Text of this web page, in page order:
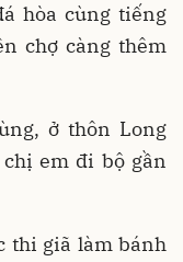
hòa cùng tiếng
chợ càng thêm
ở thôn Long
em đi bộ gần
thi giã làm bánh